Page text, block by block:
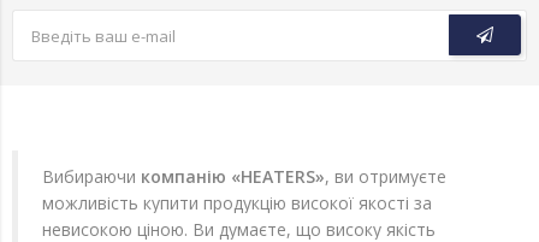
Вибираючи компанію «HEATERS», ви отримуєте
можливість купити продукцію високої якості за
невисокою ціною. Ви думаєте, що високу якість